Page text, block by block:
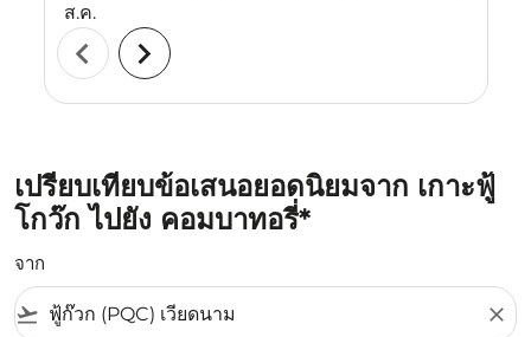
ส.ค.
chevron_left chevron_right
เปรียบเทียบข้อเสนอยอดนิยมจาก เกาะฟู้
โกว๊ก ไปยัง คอมบาทอรี่*
จาก
flight_takeoff close